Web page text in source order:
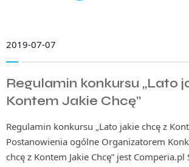
2019-07-07
Regulamin konkursu „Lato
Kontem Jakie Chcę”
Regulamin konkursu „Lato jakie chcę z
Postanowienia ogólne Organizatorem
chcę z Kontem Jakie Chcę” jest Comperia.pl